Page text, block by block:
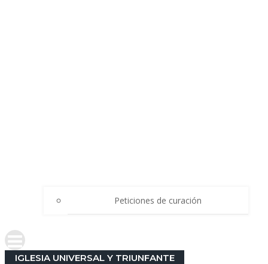
Peticiones de curación
IGLESIA UNIVERSAL Y TRIUNFANTE